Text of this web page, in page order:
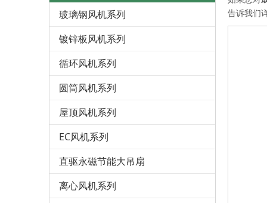
玻璃钢风机系列
镀锌板风机系列
循环风机系列
圆筒风机系列
屋顶风机系列
EC风机系列
直驱永磁节能大吊扇
离心风机系列
告诉我们